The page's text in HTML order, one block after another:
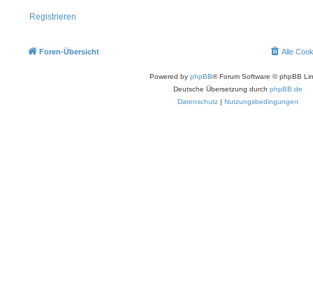
Registrieren
Foren-Übersicht Alle
Powered by phpBB® Forum Software © phpBB
Deutsche Übersetzung durch phpBB.de
Datenschutz | Nutzungsbedingungen